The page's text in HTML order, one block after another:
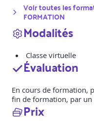
Voir toutes les
FORMATION
Modalités
Classe virtuelle
Évaluation
En cours de formation,
fin de formation, par
Prix